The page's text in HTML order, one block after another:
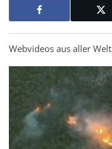
Webvideos aus aller Welt